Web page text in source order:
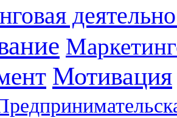
Мотивация